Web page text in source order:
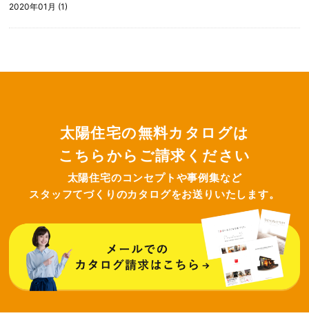
2020年01月 (1)
太陽住宅の無料カタログは
こちらからご請求ください
太陽住宅のコンセプトや事例集など
スタッフてづくりのカタログをお送りいたします。